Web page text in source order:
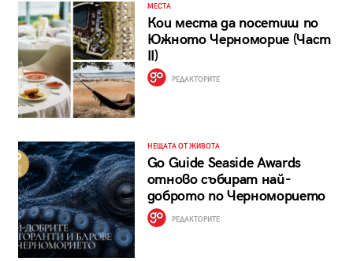
МЕСТА
Кои места да посетиш по
Южното Черноморие (Част
II)
РЕДАКТОРИТЕ
НЕЩАТА ОТ ЖИВОТА
Go Guide Seaside Awards
отново събират най-
доброто по Черноморието
РЕДАКТОРИТЕ